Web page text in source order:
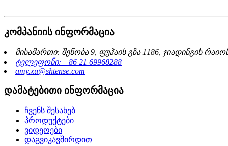
კომპანიის ინფორმაცია
მისამართი: შენობა 9, ფუჰაის გზა 1186, ჯიადინგის
ტელეფონი: +86 21 69968288
amy.xu@shtense.com
დამატებითი ინფორმაცია
ჩვენს შესახებ
პროდუქტები
ვიდეოები
დაგვიკავშირდით